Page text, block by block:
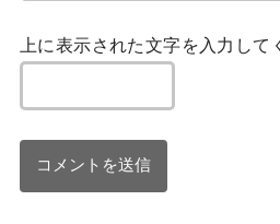
上に表示された文字を入力して